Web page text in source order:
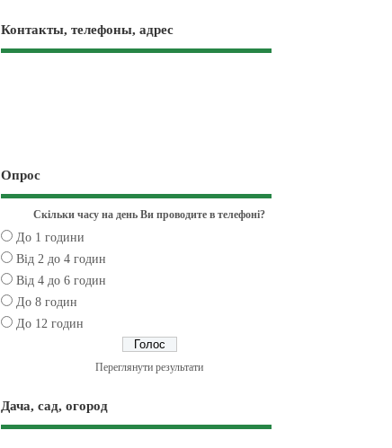
Контакты, телефоны, адрес
Опрос
Скільки часу на день Ви проводите в телефоні?
До 1 години
Від 2 до 4 годин
Від 4 до 6 годин
До 8 годин
До 12 годин
Переглянути результати
Дача, сад, огород